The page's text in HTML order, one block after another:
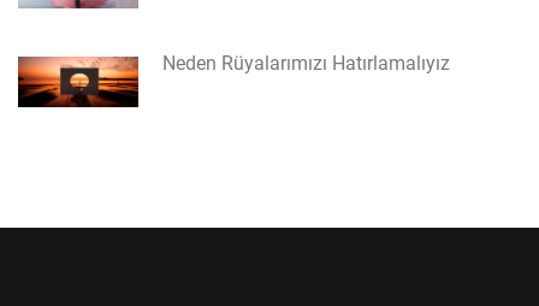
Neden Rüyalarımızı Hatırlamalıyız